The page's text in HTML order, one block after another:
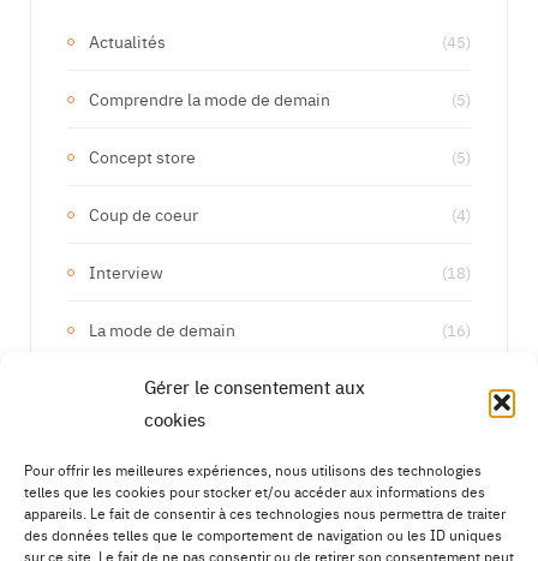
Gérer le consentement aux
cookies
Pour offrir les meilleures expériences, nous utilisons des technologies
telles que les cookies pour stocker et/ou accéder aux informations des
appareils. Le fait de consentir à ces technologies nous permettra de traiter
des données telles que le comportement de navigation ou les ID uniques
sur ce site. Le fait de ne pas consentir ou de retirer son consentement peut
Actualités (45)
Comprendre la mode de demain (5)
Concept store (5)
Coup de coeur (4)
Interview (18)
La mode de demain (16)
Les marques de demain